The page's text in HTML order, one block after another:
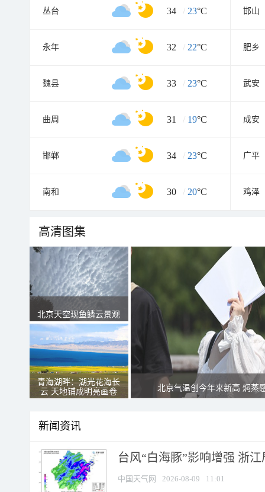
丛台 34 / 23°C 邯山
永年 32 / 22°C 肥乡
魏县 33 / 23°C 武安
曲周 31 / 19°C 成安
邯郸 34 / 23°C 广平
南和 30 / 20°C 鸡泽
高清图集
北京天空现鱼鳞云景观
青海湖畔：湖光花海长
云 天地铺成明亮画卷
北京气温创今年来新高 焖蒸
新闻资讯
台风“白海豚”影响增强 浙
中国天气网 2026-08-09 11:01